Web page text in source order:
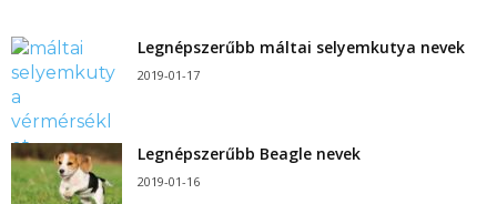
Legnépszerűbb máltai selyemkutya nevek
2019-01-17
Legnépszerűbb Beagle nevek
2019-01-16